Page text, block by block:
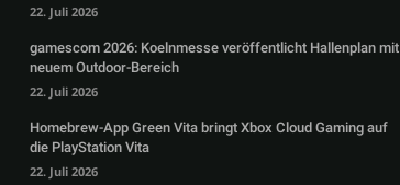
22. Juli 2026
gamescom 2026: Koelnmesse veröffentlicht Hallenplan mit
neuem Outdoor-Bereich
22. Juli 2026
Homebrew-App Green Vita bringt Xbox Cloud Gaming auf
die PlayStation Vita
22. Juli 2026